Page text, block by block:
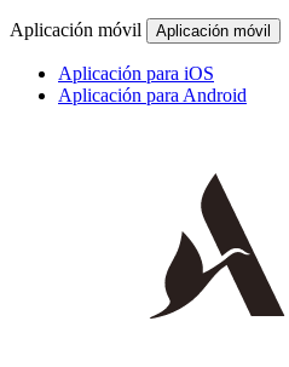
Aplicación móvil Aplicación móvil
Aplicación para iOS
Aplicación para Android